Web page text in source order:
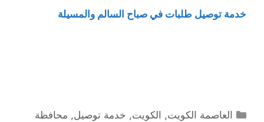
خدمة توصيل طلبات في صباح السالم والمسيلة
التصنيفات
العاصمة الكويت, الكويت, خدمة توصيل, محافظة